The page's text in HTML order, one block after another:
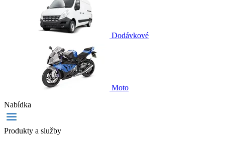
Dodávkové
Moto
Nabídka
Produkty a služby